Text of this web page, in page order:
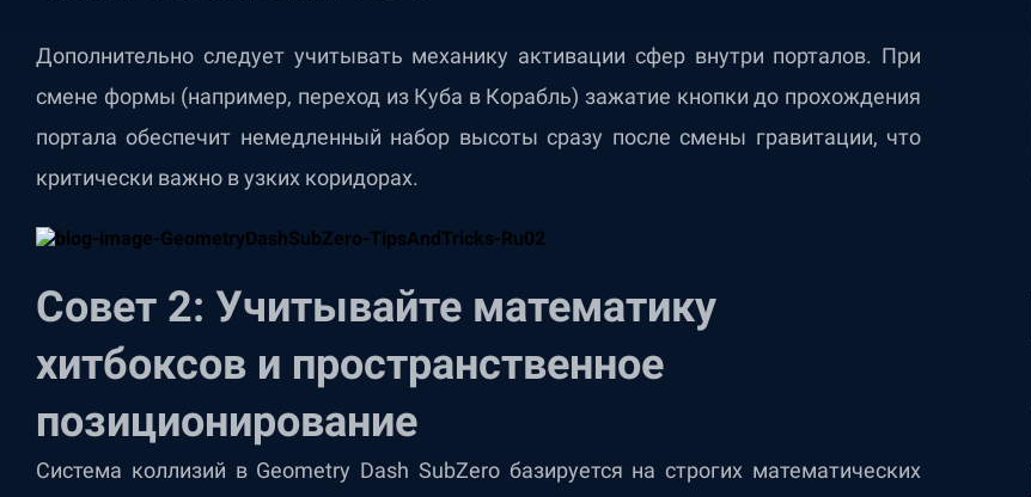
Дополнительно следует учитывать механику активации сфер внутри порталов. При
смене формы (например, переход из Куба в Корабль) зажатие кнопки до прохождения
портала обеспечит немедленный набор высоты сразу после смены гравитации, что
критически важно в узких коридорах.
Совет 2: Учитывайте математику
хитбоксов и пространственное
позиционирование
Система коллизий в Geometry Dash SubZero базируется на строгих математических